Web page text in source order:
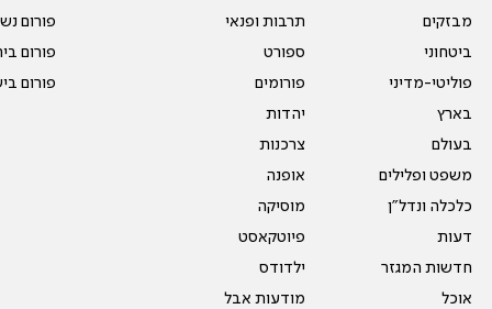
מבזקים
ביטחוני
פוליטי-מדיני
בארץ
בעולם
משפט ופלילים
כלכלה ונדל"ן
דעות
חדשות המגזר
אוכל
תרבות ופנאי
ספורט
פורומים
יהדות
צרכנות
אופנה
מוסיקה
פיוטקאסט
ילדודס
מודעות אבל
פורום
פורום
פורום